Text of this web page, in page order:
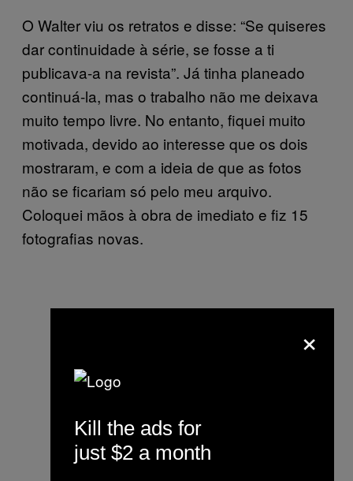
O Walter viu os retratos e disse: “Se quiseres
dar continuidade à série, se fosse a ti
publicava-a na revista”. Já tinha planeado
continuá-la, mas o trabalho não me deixava
muito tempo livre. No entanto, fiquei muito
motivada, devido ao interesse que os dois
mostraram, e com a ideia de que as fotos
não se ficariam só pelo meu arquivo.
Coloquei mãos à obra de imediato e fiz 15
fotografias novas.
×
Kill the ads for
just $2 a month